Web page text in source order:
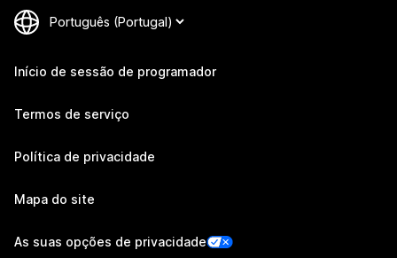
Início de sessão de programador
Termos de serviço
Política de privacidade
Mapa do site
As suas opções de privacidade